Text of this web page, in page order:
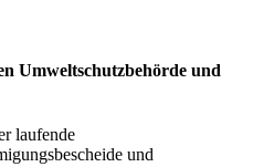
Umweltschutzbehörde und
laufende
und